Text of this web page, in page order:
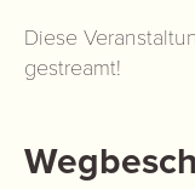
Diese
gestreamt!